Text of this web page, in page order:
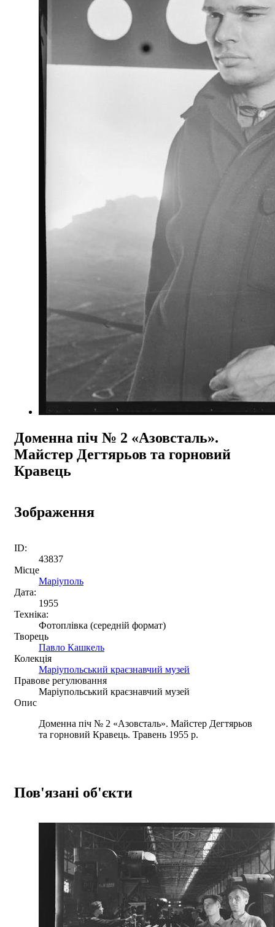
Доменна піч № 2 «Азовсталь».
Майстер Дегтярьов та горновий
Кравець
Зображення
ID:
43837
Місце
Маріуполь
Дата:
1955
Техніка:
Фотоплівка (середній формат)
Творець
Павло Кашкель
Колекція
Маріупольський краєзнавчий музей
Правове регулювання
Маріупольський краєзнавчий музей
Опис
Доменна піч № 2 «Азовсталь». Майстер Дегтярьов
та горновий Кравець. Травень 1955 р.
Пов'язані об'єкти